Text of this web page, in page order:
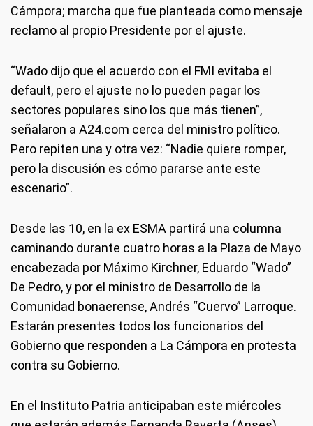
Cámpora; marcha que fue planteada como mensaje
reclamo al propio Presidente por el ajuste.
“Wado dijo que el acuerdo con el FMI evitaba el
default, pero el ajuste no lo pueden pagar los
sectores populares sino los que más tienen”,
señalaron a A24.com cerca del ministro político.
Pero repiten una y otra vez: “Nadie quiere romper,
pero la discusión es cómo pararse ante este
escenario”.
Desde las 10, en la ex ESMA partirá una columna
caminando durante cuatro horas a la Plaza de Mayo
encabezada por Máximo Kirchner, Eduardo “Wado”
De Pedro, y por el ministro de Desarrollo de la
Comunidad bonaerense, Andrés “Cuervo” Larroque.
Estarán presentes todos los funcionarios del
Gobierno que responden a La Cámpora en protesta
contra su Gobierno.
En el Instituto Patria anticipaban este miércoles